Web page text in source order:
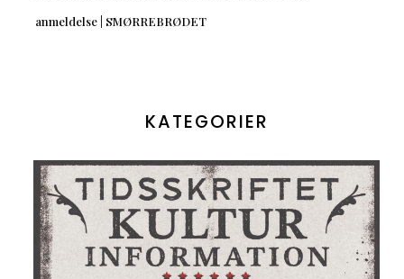
anmeldelse | SMØRREBRØDET
KATEGORIER